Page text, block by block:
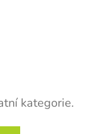
kategorie.